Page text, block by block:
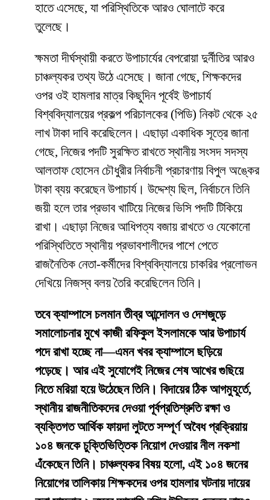
হাতে এসেছে, যা পরিস্থিতিকে আরও ঘোলাটে করে
তুলেছে।
​ক্ষমতা দীর্ঘস্থায়ী করতে উপাচার্যের বেপরোয়া দুর্নীতির আরও
চাঞ্চল্যকর তথ্য উঠে এসেছে। জানা গেছে, শিক্ষকদের
ওপর ওই হামলার মাত্র কিছুদিন পূর্বেই উপাচার্য
বিশ্ববিদ্যালয়ের প্রকল্প পরিচালকের (পিডি) নিকট থেকে ২৫
লাখ টাকা দাবি করেছিলেন। এছাড়া একাধিক সূত্রে জানা
গেছে, নিজের পদটি সুরক্ষিত রাখতে স্থানীয় সংসদ সদস্য
আলতাফ হোসেন চৌধুরীর নির্বাচনী প্রচারণায় বিপুল অঙ্কের
টাকা ব্যয় করেছেন উপাচার্য। উদ্দেশ্য ছিল, নির্বাচনে তিনি
জয়ী হলে তার প্রভাব খাটিয়ে নিজের ভিসি পদটি টিকিয়ে
রাখা। এছাড়া নিজের আধিপত্য বজায় রাখতে ও যেকোনো
পরিস্থিতিতে স্থানীয় প্রভাবশালীদের পাশে পেতে
রাজনৈতিক নেতা-কর্মীদের বিশ্ববিদ্যালয়ে চাকরির প্রলোভন
দেখিয়ে নিজস্ব বলয় তৈরি করেছিলেন তিনি।
তবে ক্যাম্পাসে চলমান তীব্র আন্দোলন ও দেশজুড়ে
সমালোচনার মুখে কাজী রফিকুল ইসলামকে আর উপাচার্য
পদে রাখা হচ্ছে না—এমন খবর ক্যাম্পাসে ছড়িয়ে
পড়েছে। আর এই সুযোগেই নিজের শেষ আখের গুছিয়ে
নিতে মরিয়া হয়ে উঠেছেন তিনি। বিদায়ের ঠিক আগমুহূর্তে,
স্থানীয় রাজনীতিকদের দেওয়া পূর্বপ্রতিশ্রুতি রক্ষা ও
ব্যক্তিগত আর্থিক ফায়দা লুটতে সম্পূর্ণ অবৈধ প্রক্রিয়ায়
১০৪ জনকে চুক্তিভিত্তিক নিয়োগ দেওয়ার নীল নকশা
এঁকেছেন তিনি। চাঞ্চল্যকর বিষয় হলো, এই ১০৪ জনের
নিয়োগের তালিকায় শিক্ষকদের ওপর হামলার ঘটনায় দায়ের